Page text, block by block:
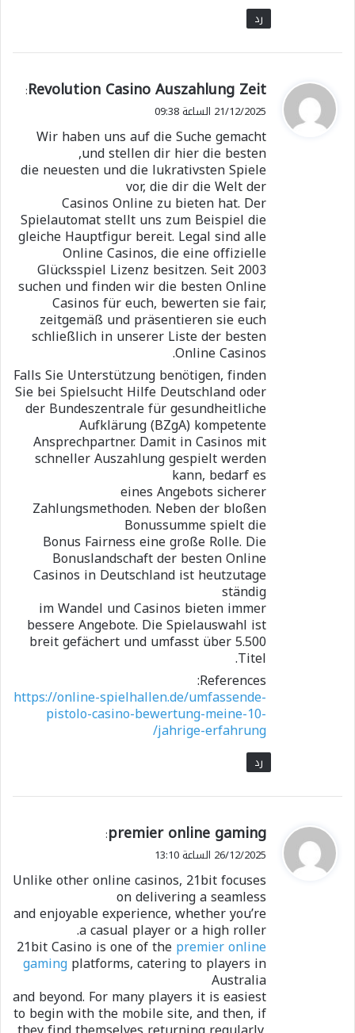
رد
ي
ق
ل
Revolution Casino Auszahlung Zeit
:
21/12/2025 الساعة 09:38
Wir haben uns auf die Suche gemacht
und stellen dir hier die besten,
die neuesten und die lukrativsten Spiele
vor, die dir die Welt der
Casinos Online zu bieten hat. Der
Spielautomat stellt uns zum Beispiel die
gleiche Hauptfigur bereit. Legal sind alle
Online Casinos, die eine offizielle
Glücksspiel Lizenz besitzen. Seit 2003
suchen und finden wir die besten Online
Casinos für euch, bewerten sie fair,
zeitgemäß und präsentieren sie euch
schließlich in unserer Liste der besten
Online Casinos.
Falls Sie Unterstützung benötigen, finden
Sie bei Spielsucht Hilfe Deutschland oder
der Bundeszentrale für gesundheitliche
Aufklärung (BZgA) kompetente
Ansprechpartner. Damit in Casinos mit
schneller Auszahlung gespielt werden
kann, bedarf es
eines Angebots sicherer
Zahlungsmethoden. Neben der bloßen
Bonussumme spielt die
Bonus Fairness eine große Rolle. Die
Bonuslandschaft der besten Online
Casinos in Deutschland ist heutzutage
ständig
im Wandel und Casinos bieten immer
bessere Angebote. Die Spielauswahl ist
breit gefächert und umfasst über 5.500
Titel.
References:
https://online-spielhallen.de/umfassende-
pistolo-casino-bewertung-meine-10-
jahrige-erfahrung/
رد
ي
ق
ل
premier online gaming
:
26/12/2025 الساعة 13:10
Unlike other online casinos, 21bit focuses
on delivering a seamless
and enjoyable experience, whether you’re
a casual player or a high roller.
21bit Casino is one of thepremier online
gamingplatforms, catering to players in
Australia
and beyond. For many players it is easiest
to begin with the mobile site, and then, if